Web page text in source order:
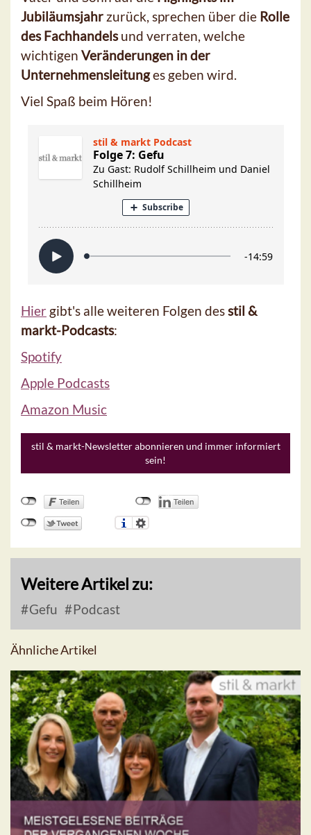
Jubiläumsjahr zurück, sprechen über die Rolle
des Fachhandelsund verraten, welche
wichtigen Veränderungen in der
Unternehmensleitunges geben wird.
Viel Spaß beim Hören!
Hier gibt's alle weiteren Folgen desstil &
markt-Podcasts:
Spotify
Apple Podcasts
Amazon Music
stil & markt-Newsletter abonnieren und immer informiert
sein!
Weitere Artikel zu:
Gefu Podcast
Ähnliche Artikel